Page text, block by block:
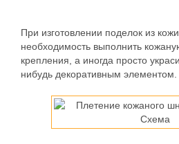
При изготовлении поделок из
необходимость выполнить
крепления, а иногда просто
нибудь декоративным элементом.